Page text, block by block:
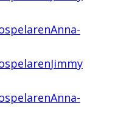
Anna-
Jimmy
Anna-